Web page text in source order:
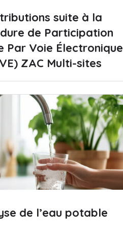
suite à la
de Participation
Par Voie Électronique
ZAC Multi-sites
de l’eau potable